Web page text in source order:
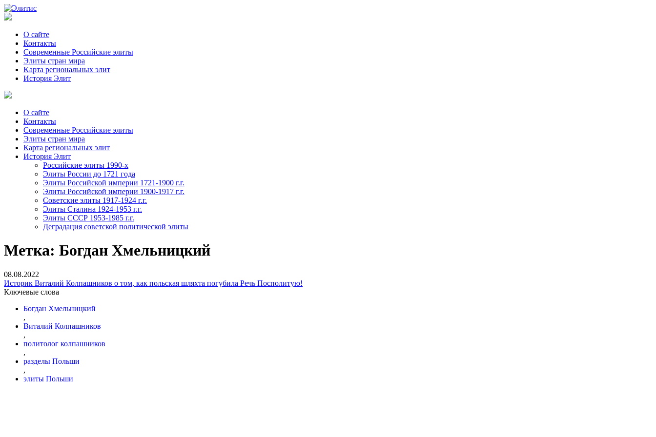
О сайте
Контакты
Современные Российские элиты
Элиты стран мира
Kартa региональных элит
История Элит
О сайте
Контакты
Современные Российские элиты
Элиты стран мира
Картa региональных элит
История Элит
Российские элиты 1990-х
Элиты России до 1721 года
Элиты Российской империи 1721-1900 г.г.
Элиты Российской империи 1900-1917 г.г.
Советские элиты 1917-1924 г.г.
Элиты Сталина 1924-1953 г.г.
Элиты СССР 1953-1985 г.г.
Деградация советской политической элиты
Метка: Богдан Хмельницкий
08.08.2022
Историк Виталий Колпашников о том, как польская шляхта погубила Речь Посполитую!
Ключевые слова
Богдан Хмельницкий
,
Виталий Колпашников
,
политолог колпашников
,
разделы Польши
,
элиты Польши